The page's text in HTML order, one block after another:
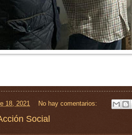
18, 2021 No hay comentarios:
Social